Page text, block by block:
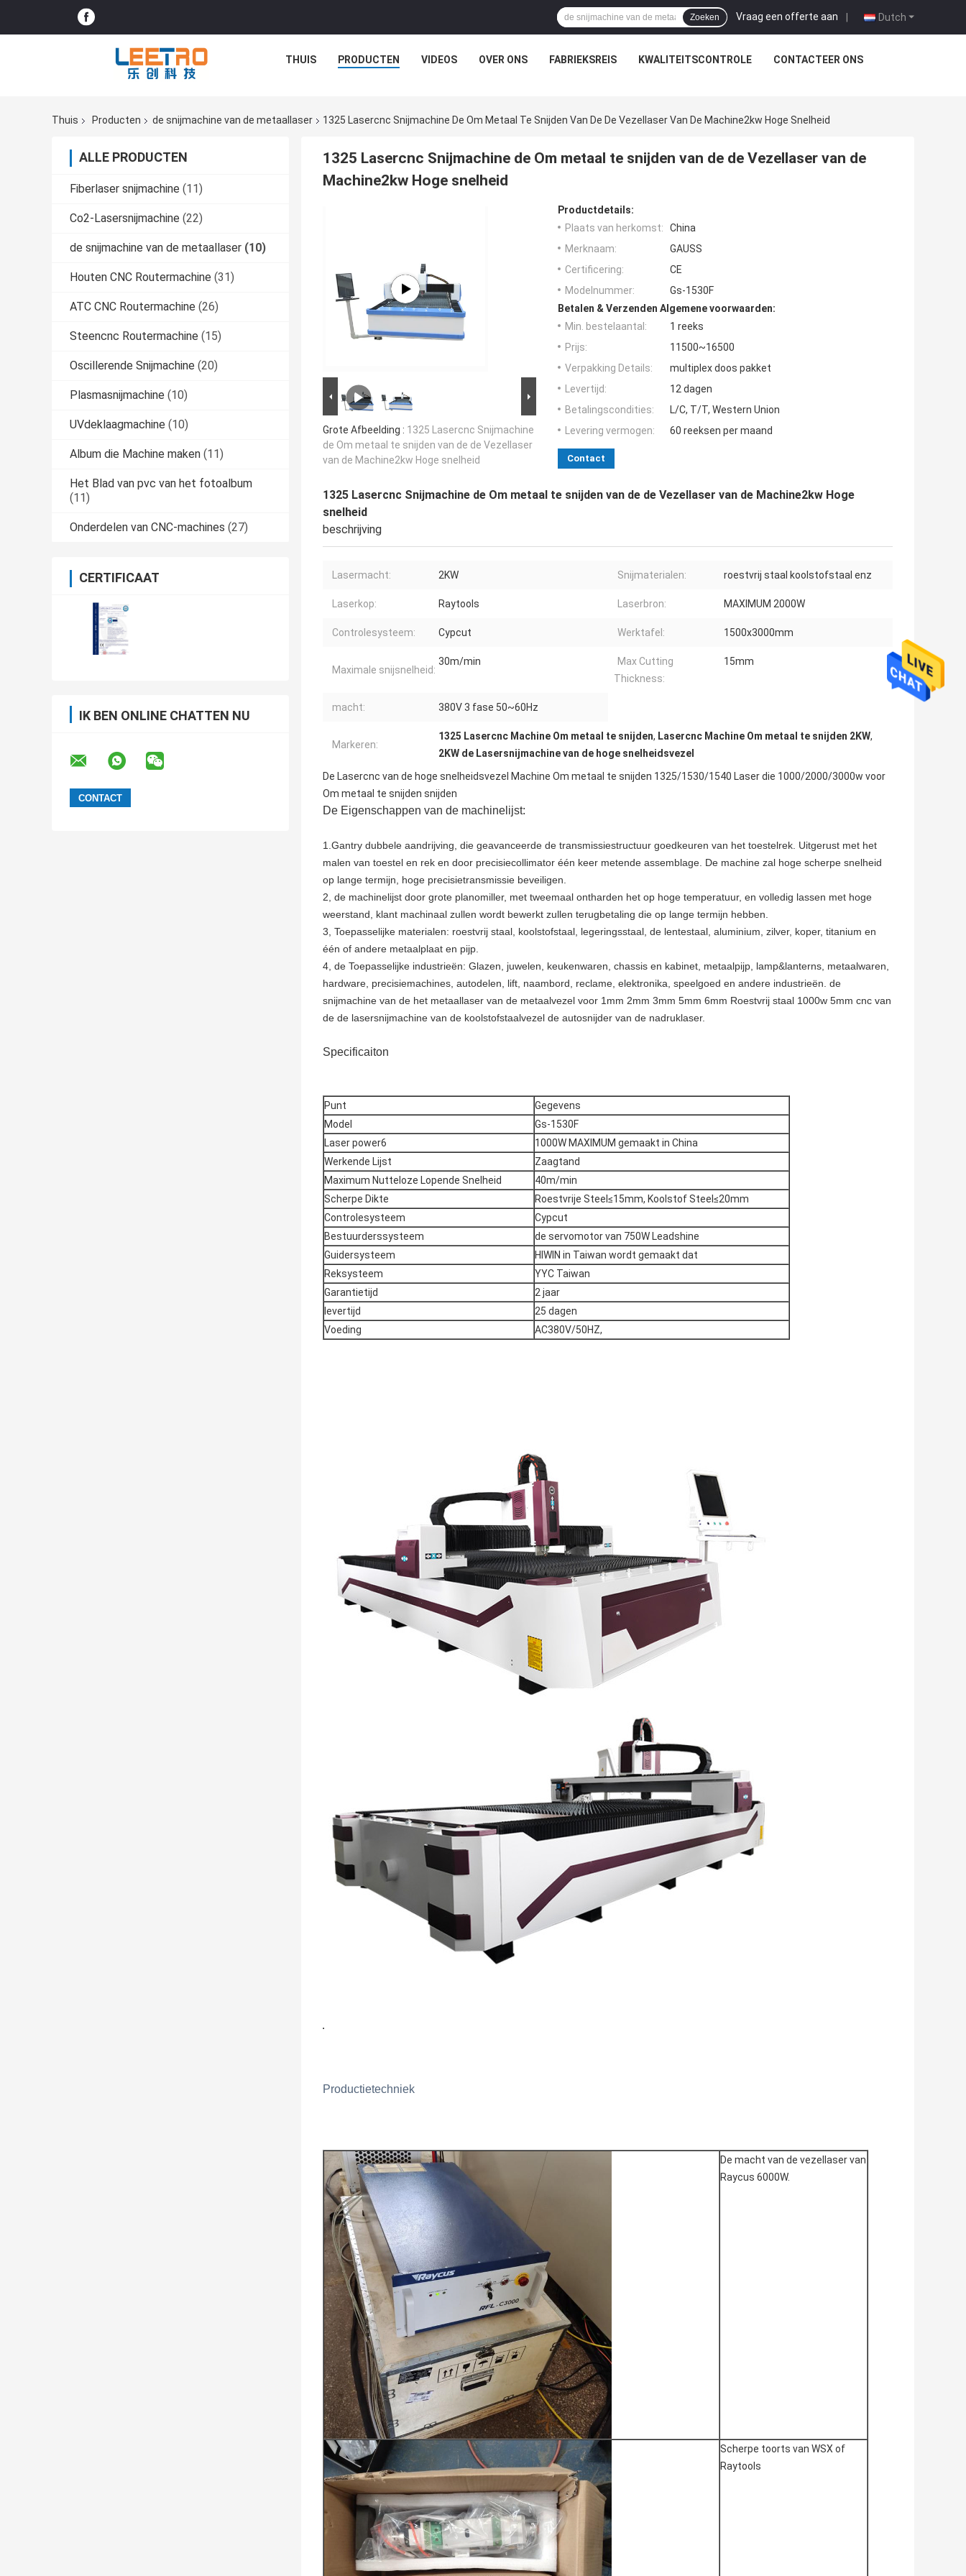
Dutch
Vraag een offerte aan |
Zoeken
THUIS PRODUCTEN VIDEOS OVER ONS FABRIEKSREIS KWALITEITSCONTROLE CONTACTEER ONS
Thuis Producten de snijmachine van de metaallaser 1325 Lasercnc Snijmachine De Om Metaal Te Snijden Van De De Vezellaser Van De Machine2kw Hoge Snelheid
ALLE PRODUCTEN
Fiberlaser snijmachine (11)
Co2-Lasersnijmachine (22)
de snijmachine van de metaallaser (10)
Houten CNC Routermachine (31)
ATC CNC Routermachine (26)
Steencnc Routermachine (15)
Oscillerende Snijmachine (20)
Plasmasnijmachine (10)
UVdeklaagmachine (10)
Album die Machine maken (11)
Het Blad van pvc van het fotoalbum
(11)
Onderdelen van CNC-machines (27)
CERTIFICAAT
IK BEN ONLINE CHATTEN NU
1325 Lasercnc Snijmachine de Om metaal te snijden van de de Vezellaser van de
Machine2kw Hoge snelheid
Grote Afbeelding : 1325 Lasercnc Snijmachine
de Om metaal te snijden van de de Vezellaser
van de Machine2kw Hoge snelheid
Productdetails:
Plaats van herkomst:
China
Merknaam:
GAUSS
Certificering:
CE
Modelnummer:
Gs-1530F
Betalen & Verzenden Algemene voorwaarden:
Min. bestelaantal:
1 reeks
Prijs:
11500~16500
Verpakking Details:
multiplex doos pakket
Levertijd:
12 dagen
Betalingscondities:
L/C, T/T, Western Union
Levering vermogen:
60 reeksen per maand
Contact
1325 Lasercnc Snijmachine de Om metaal te snijden van de de Vezellaser van de Machine2kw Hoge
snelheid
beschrijving
Lasermacht: 2KW Snijmaterialen: roestvrij staal koolstofstaal enz
Laserkop: Raytools Laserbron: MAXIMUM 2000W
Controlesysteem: Cypcut Werktafel: 1500x3000mm
Maximale snijsnelheid:
30m/min
Max Cutting
Thickness:
15mm
macht: 380V 3 fase 50~60Hz
Markeren:
1325 Lasercnc Machine Om metaal te snijden, Lasercnc Machine Om metaal te snijden 2KW,
2KW de Lasersnijmachine van de hoge snelheidsvezel
De Lasercnc van de hoge snelheidsvezel Machine Om metaal te snijden 1325/1530/1540 Laser die 1000/2000/3000w voor
Om metaal te snijden snijden
De Eigenschappen van de machinelijst:
1.Gantry dubbele aandrijving, die geavanceerde de transmissiestructuur goedkeuren van het toestelrek. Uitgerust met het
malen van toestel en rek en door precisiecollimator één keer metende assemblage. De machine zal hoge scherpe snelheid
op lange termijn, hoge precisietransmissie beveiligen.
2, de machinelijst door grote planomiller, met tweemaal ontharden het op hoge temperatuur, en volledig lassen met hoge
weerstand, klant machinaal zullen wordt bewerkt zullen terugbetaling die op lange termijn hebben.
3, Toepasselijke materialen: roestvrij staal, koolstofstaal, legeringsstaal, de lentestaal, aluminium, zilver, koper, titanium en
één of andere metaalplaat en pijp.
4, de Toepasselijke industrieën: Glazen, juwelen, keukenwaren, chassis en kabinet, metaalpijp, lamp&lanterns, metaalwaren,
hardware, precisiemachines, autodelen, lift, naambord, reclame, elektronika, speelgoed en andere industrieën. de
snijmachine van de het metaallaser van de metaalvezel voor 1mm 2mm 3mm 5mm 6mm Roestvrij staal 1000w 5mm cnc van
de de lasersnijmachine van de koolstofstaalvezel de autosnijder van de nadruklaser.
Specificaiton
Punt
Gegevens
Model
Gs-1530F
Laser power6
1000W MAXIMUM gemaakt in China
Werkende Lijst
Zaagtand
Maximum Nutteloze Lopende Snelheid
40m/min
Scherpe Dikte
Roestvrije Steel≤15mm, Koolstof Steel≤20mm
Controlesysteem
Cypcut
Bestuurderssysteem
de servomotor van 750W Leadshine
Guidersysteem
HIWIN in Taiwan wordt gemaakt dat
Reksysteem
YYC Taiwan
Garantietijd
2 jaar
levertijd
25 dagen
Voeding
AC380V/50HZ,
Productietechniek
De macht van de vezellaser van
Raycus 6000W.
Scherpe toorts van WSX of
Raytools